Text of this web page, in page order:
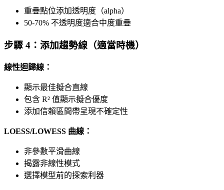
重疊點位添加透明度（alpha）
50-70% 不透明度適合中度重疊
步驟 4：添加趨勢線（適當時機）
線性迴歸線：
顯示最佳擬合直線
包含 R² 值顯示擬合優度
添加信賴區間帶呈現不確定性
LOESS/LOWESS 曲線：
非參數平滑曲線
揭露非線性模式
選擇模型前的探索利器